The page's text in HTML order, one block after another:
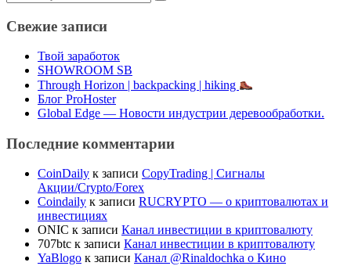
Свежие записи
Твой заработок
SHOWROOM SB
Through Horizon | backpacking | hiking
Блог ProHoster
Global Edge — Новости индустрии деревообработки.
Последние комментарии
CoinDaily к записи CopyTrading | Сигналы
Акции/Crypto/Forex
Coindaily к записи RUCRYPTO — о криптовалютах и
инвестициях
ONIC к записи Канал инвестиции в криптовалюту
707btc к записи Канал инвестиции в криптовалюту
YaBlogo к записи Канал @Rinaldochka о Кино